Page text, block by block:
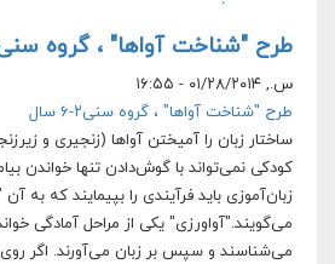
طرح "شناخت آواها" ، گروه سنی۲-۶
س., ۰۱/۲۸/۲۰۱۴ - ۱۶:۵۵
طرح "شناخت آواها" ، گروه سنی۲-۶ سال
ساختار زبان را آمیختن آواها (زنجیری و
کودکی نمی‌تواند با گوش‌دادن تنها خواندن
زبان‌آموزی باید فرآیندی را بپیمایند که به
می‌گویند."آواورزی" یکی از مراحل آمادگی
می‌شناسند و سپس بر زبان می‌آورند. اگر روی